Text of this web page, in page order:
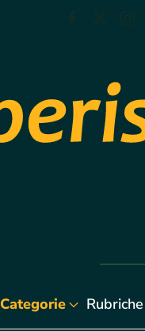
Categorie Rubriche